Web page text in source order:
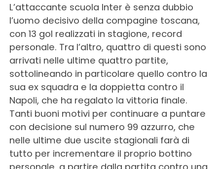
L’attaccante scuola Inter è senza dubbio
l’uomo decisivo della compagine toscana,
con 13 gol realizzati in stagione, record
personale. Tra l’altro, quattro di questi sono
arrivati nelle ultime quattro partite,
sottolineando in particolare quello contro la
sua ex squadra e la doppietta contro il
Napoli, che ha regalato la vittoria finale.
Tanti buoni motivi per continuare a puntare
con decisione sul numero 99 azzurro, che
nelle ultime due uscite stagionali farà di
tutto per incrementare il proprio bottino